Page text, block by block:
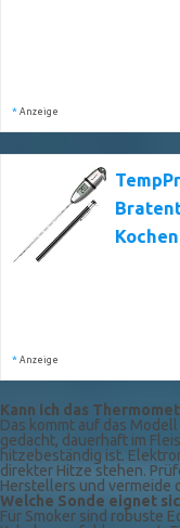
* Anzeige
Kochen
* Anzeige
Kann ich das
Das kommt auf das
gedacht, dauerhaft im
hitzebeständig ist.
direkter Hitze stehen.
Herstellers und vermeide
Welche Sonde eignet
Für Smoker sind robuste